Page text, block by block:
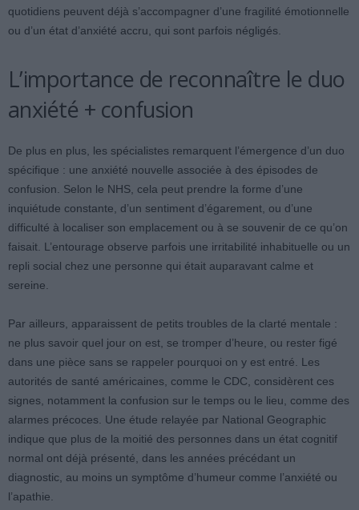
quotidiens peuvent déjà s’accompagner d’une fragilité émotionnelle
ou d’un état d’anxiété accru, qui sont parfois négligés.
L’importance de reconnaître le duo
anxiété + confusion
De plus en plus, les spécialistes remarquent l’émergence d’un duo
spécifique : une anxiété nouvelle associée à des épisodes de
confusion. Selon le NHS, cela peut prendre la forme d’une
inquiétude constante, d’un sentiment d’égarement, ou d’une
difficulté à localiser son emplacement ou à se souvenir de ce qu’on
faisait. L’entourage observe parfois une irritabilité inhabituelle ou un
repli social chez une personne qui était auparavant calme et
sereine.
Par ailleurs, apparaissent de petits troubles de la clarté mentale :
ne plus savoir quel jour on est, se tromper d’heure, ou rester figé
dans une pièce sans se rappeler pourquoi on y est entré. Les
autorités de santé américaines, comme le CDC, considèrent ces
signes, notamment la confusion sur le temps ou le lieu, comme des
alarmes précoces. Une étude relayée par National Geographic
indique que plus de la moitié des personnes dans un état cognitif
normal ont déjà présenté, dans les années précédant un
diagnostic, au moins un symptôme d’humeur comme l’anxiété ou
l’apathie.